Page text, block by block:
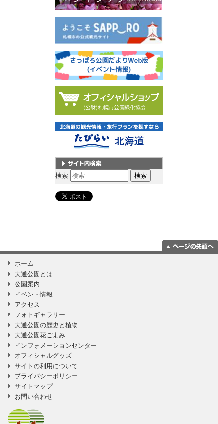
サイト内検索
検索
ホーム
大通公園とは
公園案内
イベント情報
アクセス
フォトギャラリー
大通公園の歴史と植物
大通公園花ごよみ
インフォメーションセンター
オフィシャルグッズ
サイトの利用について
プライバシーポリシー
サイトマップ
お問い合わせ